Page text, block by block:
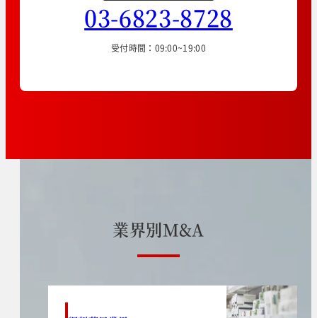
03-6823-8728
受付時間：09:00~19:00
業界別M&A